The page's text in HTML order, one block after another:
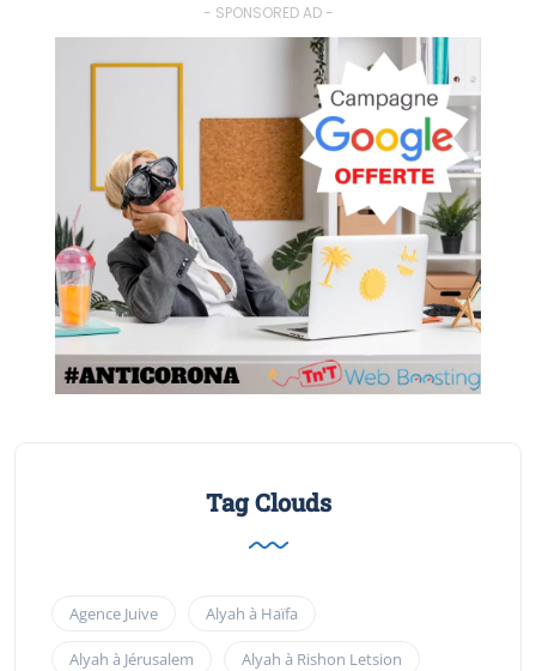
- SPONSORED AD -
Tag Clouds
Agence Juive Alyah à Haïfa
Alyah à Jérusalem Alyah à Rishon Letsion